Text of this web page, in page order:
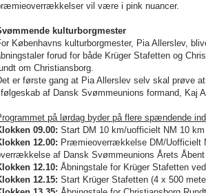
vil være i pink nuancer.
kulturborgmester
Københavns kulturborgmester, Pia Allerslev,
forud for både Krüger Stafetten og
om Christiansborg.
er første gang at Pia Allerslev selv skal prøve
af Dansk Svømmeunions formand, Kaj
på lørdag byder på flere spændende
09.00: Start DM 10 km/uofficielt NM 10 km
12.00: Præmieoverrækkelse DM/Uofficielt
af Dansk Svømmeunions Årets Åbent
12.10: Åbningstale for Krüger Stafetten
12.15: Start Krüger Stafetten (4 x 500